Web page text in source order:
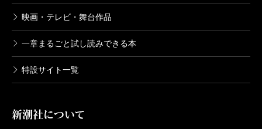
り正統的な日本文学史の一章にもなりうるし、漱石の
満洲、朝鮮に対する考え方についての新しい補注とい
うアカデミズム的意味もある。
漱石は伊藤博文暗殺の十日ほど前に、満洲・朝鮮へ
の寄稿が「満洲日日新聞」に載った。このときの旅
映画・テレビ・舞台作品
一章まるごと試し読みできる本
特設サイト一覧
新潮社について